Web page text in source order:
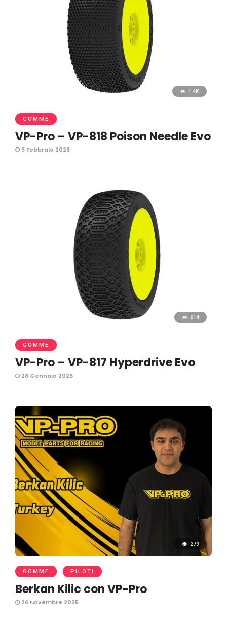
1.4K
GOMME
VP-Pro – VP-818 Poison Needle Evo
5 Febbraio 2026
614
GOMME
VP-Pro – VP-817 Hyperdrive Evo
28 Gennaio 2026
279
GOMME PILOTI
Berkan Kilic con VP-Pro
26 Novembre 2025